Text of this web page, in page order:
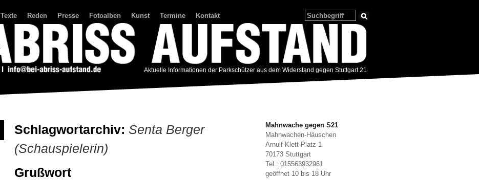
Texte Reden Presse Fotoalben Kunst Termine Kontakt
Aktuelle Informationen der Parkschützer aus dem Widerstand gegen Stuttgart 21
Schlagwortarchiv: Senta Berger
(Schauspielerin)
Grußwort
Mahnwache gegen S21
Mahnwachen-Häuschen
Arnulf-Klett-Platz 1
70173 Stuttgart
Tel.: 015563932961
geöffnet 10 bis 18 Uhr